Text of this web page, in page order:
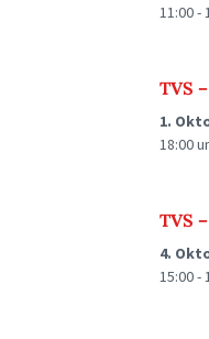
11:00 -
TVS
1.
18:00
TVS
4.
15:00 -